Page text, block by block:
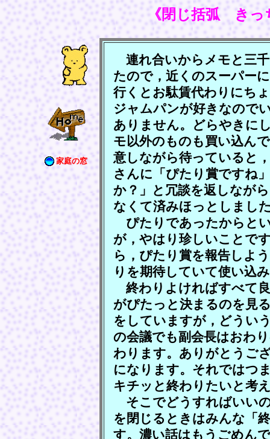
《閉じ括弧 きっ
家庭の窓
連れ合いからメモと三
たので，近くのスーパー
行くとお駄賃代わりにち
ジャムパンが好きなので
ありません。どらやきに
モ以外のものも買い込ん
意しながら待っていると
さんに「ぴたり賞ですね
か？」と冗談を返しなが
なくて済みほっとしまし
ぴたりであったからと
が，やはり珍しいことで
ら，ぴたり賞を報告しよ
りを期待していて使い込
終わりよければすべて
がぴたっと決まるのを見
をしていますが，どうい
の会議でも副会長はおわ
わります。ありがとうご
になります。それではつ
キチッと終わりたいと考
そこでどうすればいい
を閉じるときはみんな「
す。濃い話はもうごめん